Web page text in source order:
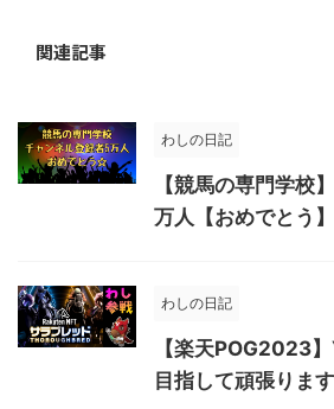
関連記事
わしの日記
【競馬の専門学校
万人【おめでとう】
わしの日記
【楽天POG2023
目指して頑張ります